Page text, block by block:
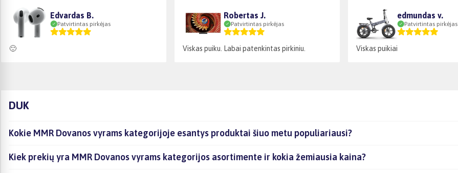
Edvardas B.
Patvirtintas pirkėjas
🙂
Robertas J.
Patvirtintas pirkėjas
Viskas puiku. Labai patenkintas pirkiniu.
edmundas v.
Patvirtintas pirkėjas
Viskas puikiai
DUK
Kokie MMR Dovanos vyrams kategorijoje esantys produktai šiuo metu populiariausi?
Kiek prekių yra MMR Dovanos vyrams kategorijos asortimente ir kokia žemiausia kaina?